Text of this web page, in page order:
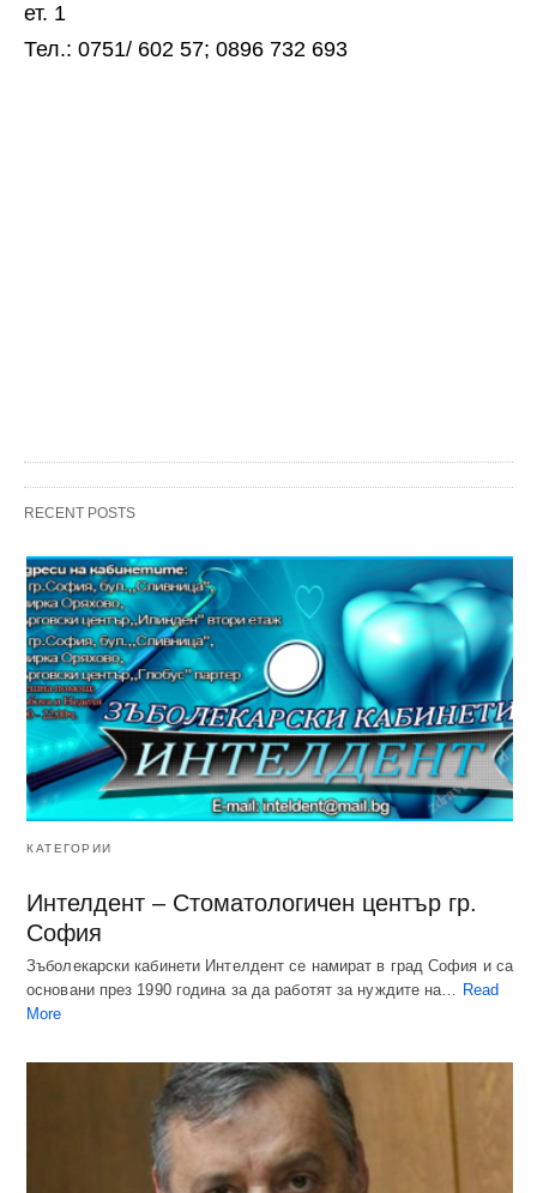
ет. 1
Тел.: 0751/ 602 57; 0896 732 693
RECENT POSTS
КАТЕГОРИИ
Интелдент – Стоматологичен център гр.
София
Зъболекарски кабинети Интелдент се намират в град София и са
основани през 1990 година за да работят за нуждите на… Read
More